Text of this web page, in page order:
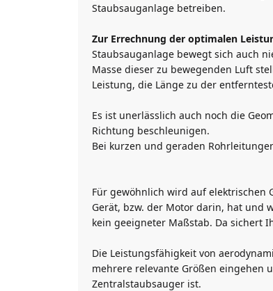
Staubsauganlage betreiben.
Zur Errechnung der optimalen
Staubsauganlage bewegt sich auch
Masse dieser zu bewegenden Luft
Leistung, die Länge zu der
Es ist unerlässlich auch noch die
Richtung beschleunigen.
Bei kurzen und geraden
Für gewöhnlich wird auf elektrischen
Gerät, bzw. der Motor darin, hat und
kein geeigneter Maßstab. Da sichert
Die Leistungsfähigkeit von
mehrere relevante Größen eingehen
Zentralstaubsauger ist.